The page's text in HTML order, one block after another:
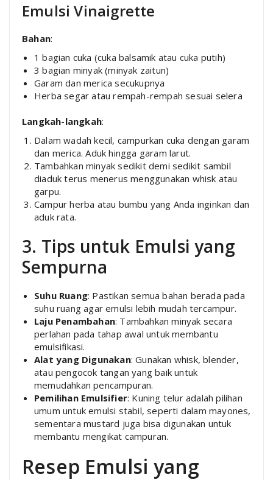
Emulsi Vinaigrette
Bahan:
1 bagian cuka (cuka balsamik atau cuka putih)
3 bagian minyak (minyak zaitun)
Garam dan merica secukupnya
Herba segar atau rempah-rempah sesuai selera
Langkah-langkah:
Dalam wadah kecil, campurkan cuka dengan garam
dan merica. Aduk hingga garam larut.
Tambahkan minyak sedikit demi sedikit sambil
diaduk terus menerus menggunakan whisk atau
garpu.
Campur herba atau bumbu yang Anda inginkan dan
aduk rata.
3. Tips untuk Emulsi yang
Sempurna
Suhu Ruang: Pastikan semua bahan berada pada
suhu ruang agar emulsi lebih mudah tercampur.
Laju Penambahan: Tambahkan minyak secara
perlahan pada tahap awal untuk membantu
emulsifikasi.
Alat yang Digunakan: Gunakan whisk, blender,
atau pengocok tangan yang baik untuk
memudahkan pencampuran.
Pemilihan Emulsifier: Kuning telur adalah pilihan
umum untuk emulsi stabil, seperti dalam mayones,
sementara mustard juga bisa digunakan untuk
membantu mengikat campuran.
Resep Emulsi yang